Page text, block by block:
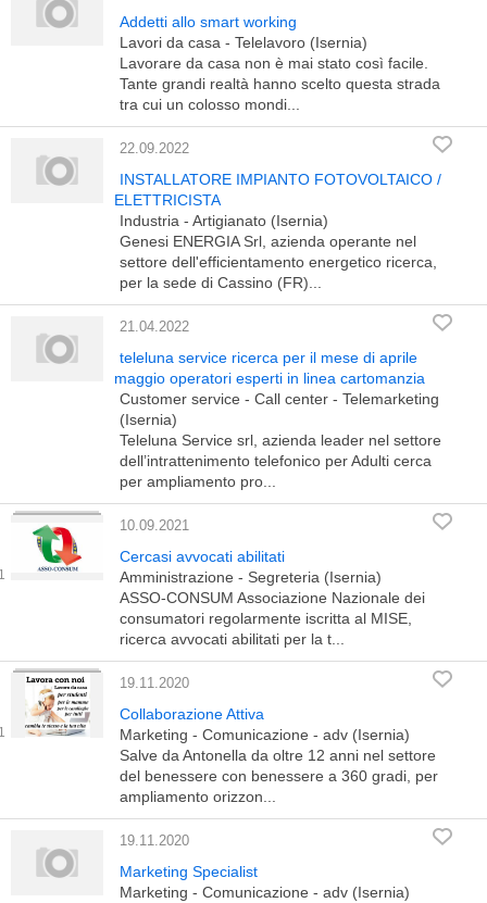
Addetti allo smart working
Lavori da casa - Telelavoro (Isernia)
Lavorare da casa non è mai stato così facile.
Tante grandi realtà hanno scelto questa strada
tra cui un colosso mondi...
22.09.2022
INSTALLATORE IMPIANTO FOTOVOLTAICO /
ELETTRICISTA
Industria - Artigianato (Isernia)
Genesi ENERGIA Srl, azienda operante nel
settore dell'efficientamento energetico ricerca,
per la sede di Cassino (FR)...
21.04.2022
teleluna service ricerca per il mese di aprile
maggio operatori esperti in linea cartomanzia
Customer service - Call center - Telemarketing
(Isernia)
Teleluna Service srl, azienda leader nel settore
dell’intrattenimento telefonico per Adulti cerca
per ampliamento pro...
10.09.2021
Cercasi avvocati abilitati
Amministrazione - Segreteria (Isernia)
ASSO-CONSUM Associazione Nazionale dei
consumatori regolarmente iscritta al MISE,
ricerca avvocati abilitati per la t...
19.11.2020
Collaborazione Attiva
Marketing - Comunicazione - adv (Isernia)
Salve da Antonella da oltre 12 anni nel settore
del benessere con benessere a 360 gradi, per
ampliamento orizzon...
19.11.2020
Marketing Specialist
Marketing - Comunicazione - adv (Isernia)